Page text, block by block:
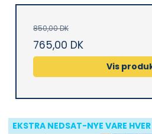
850,00 DK
765,00 DK
Vis
EKSTRA NEDSAT-NYE VARE